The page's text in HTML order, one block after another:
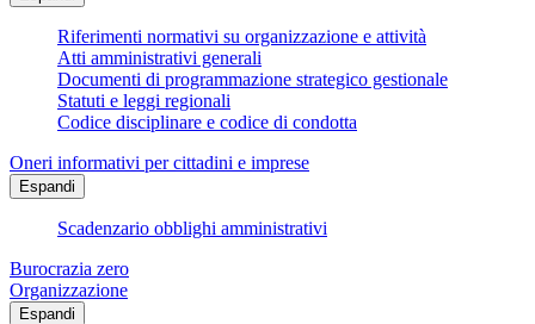
Riferimenti normativi su organizzazione e attività
Atti amministrativi generali
Documenti di programmazione strategico gestionale
Statuti e leggi regionali
Codice disciplinare e codice di condotta
Oneri informativi per cittadini e imprese
Espandi
Scadenzario obblighi amministrativi
Burocrazia zero
Organizzazione
Espandi